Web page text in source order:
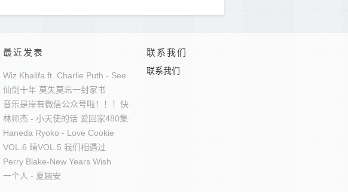
最近发表
Wiz Khalifa ft. Charlie Puth - See You Again
仙剑十年 莫失莫忘一封家书
音乐是岸有微信公众号啦！！！快来加入吧！
林师杰 - 小天使的话 爱回家480集插曲
Haneda Ryoko - Love Cookie
VOL.6 晴VOL.5 我们相遇过
Perry Blake-New Years Wish
一个人 - 夏婉安
联系我们
联系我们